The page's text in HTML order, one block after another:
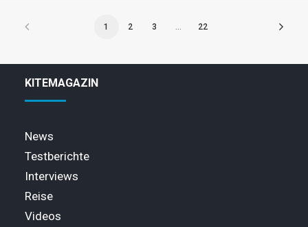
1 2 3 22
KITEMAGAZIN
News
Testberichte
Interviews
Reise
Videos